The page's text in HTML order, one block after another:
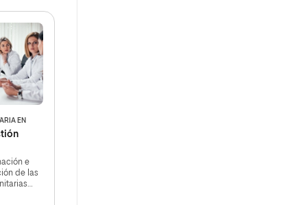
EN
e
de las